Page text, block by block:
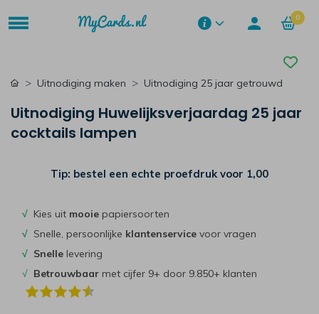
0
Uitnodiging maken Uitnodiging 25 jaar getrouwd
Uitnodiging Huwelijksverjaardag 25 jaar
cocktails lampen
Tip: bestel een echte proefdruk voor 1,00
√ Kies uit mooie papiersoorten
√ Snelle, persoonlijke klantenservice voor vragen
√ Snelle levering
√ Betrouwbaar met cijfer 9+ door 9.850+ klanten